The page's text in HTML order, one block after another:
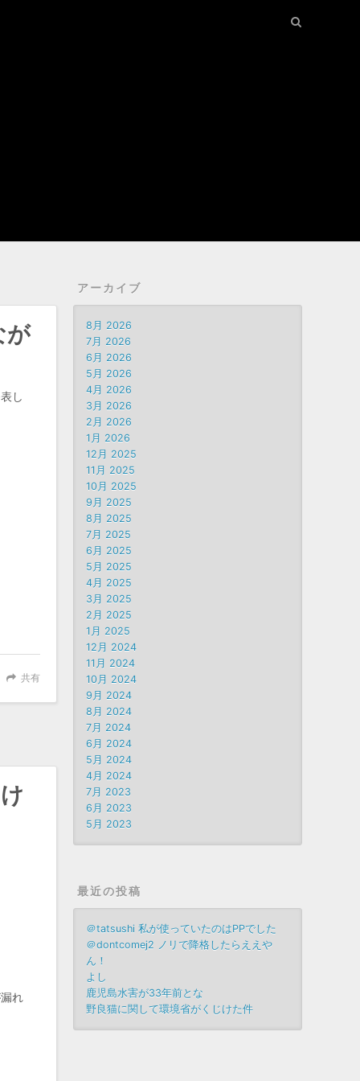
が
し
共有
れ
アーカイブ
8月 2026
7月 2026
6月 2026
5月 2026
4月 2026
3月 2026
2月 2026
1月 2026
12月 2025
11月 2025
10月 2025
9月 2025
8月 2025
7月 2025
6月 2025
5月 2025
4月 2025
3月 2025
2月 2025
1月 2025
12月 2024
11月 2024
10月 2024
9月 2024
8月 2024
7月 2024
6月 2024
5月 2024
4月 2024
7月 2023
6月 2023
5月 2023
最近の投稿
＠tatsushi 私が使っていたのはPPでした
＠dontcomej2 ノリで降格したらええや
ん！
よし
鹿児島水害が33年前とな
野良猫に関して環境省がくじけた件